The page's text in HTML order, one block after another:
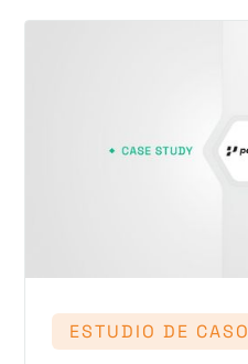
ESTUDIO DE CASO